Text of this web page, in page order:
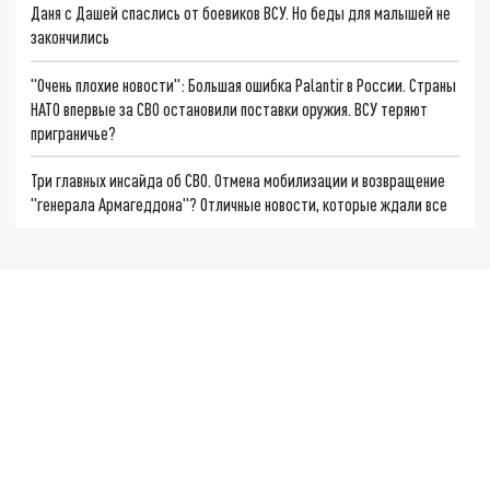
Даня с Дашей спаслись от боевиков ВСУ. Но беды для малышей не
закончились
"Очень плохие новости": Большая ошибка Palantir в России. Страны
НАТО впервые за СВО остановили поставки оружия. ВСУ теряют
приграничье?
Три главных инсайда об СВО. Отмена мобилизации и возвращение
"генерала Армагеддона"? Отличные новости, которые ждали все